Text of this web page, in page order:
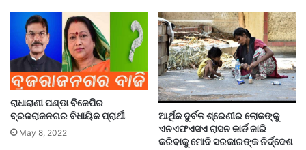
ରାଧାରାଣୀ ପଣ୍ଡା ବିଜେପିର
ବ୍ରଜରାଜନଗର ବିଧାୟିକ ପ୍ରାର୍ଥୀ
May 8, 2022
ଆର୍ଥିକ ଦୁର୍ବଳ ଶ୍ରେଣୀର ଲୋକଙ୍କୁ
ଏନଏଫଏସଏ ରାସନ କାର୍ଡ ଜାରି
କରିବାକୁ ମୋଦି ସରକାରଙ୍କ ନିର୍ଦ୍ଦେଶ